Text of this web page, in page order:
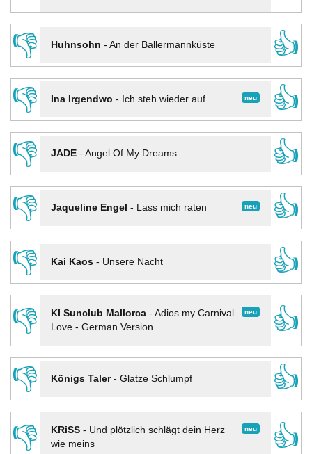
👎
Huhnsohn - An der Ballermannküste
👍
👎
neu
Ina Irgendwo - Ich steh wieder auf
👍
👎
JADE- Angel Of My Dreams
👍
👎
neu
Jaqueline Engel - Lass mich raten
👍
👎
Kai Kaos- Unsere Nacht
👍
👎
neu
KI Sunclub Mallorca- Adios my Carnival
Love - German Version
👍
👎
Königs Taler- Glatze Schlumpf
👍
👎
neu
KRiSS- Und plötzlich schlägt dein Herz
wie meins
👍